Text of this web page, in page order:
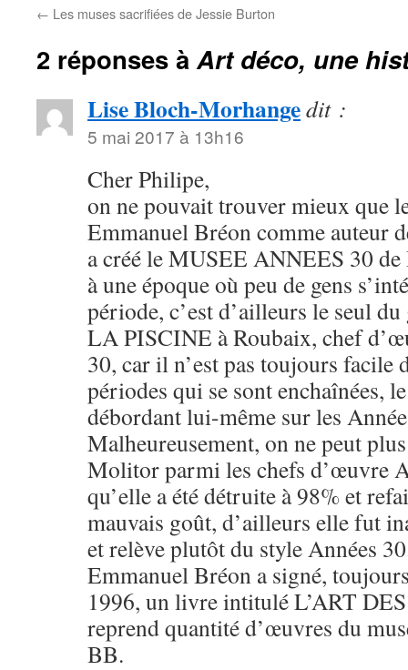
← Les muses sacrifiées de Jessie Burton
2 réponses àArt déco, une
Lise Bloch-Morhangedit :
5 mai 2017 à 13h16
Cher Philipe,
on ne pouvait trouver mieux que
Emmanuel Bréon comme auteur
a créé le MUSEE ANNEES 30
à une époque où peu de gens
période, c’est d’ailleurs le seul du
LA PISCINE à Roubaix, chef
30, car il n’est pas toujours facile
périodes qui se sont enchaînées,
débordant lui-même sur les
Malheureusement, on ne peut
Molitor parmi les chefs d’œuvre
qu’elle a été détruite à 98% et
mauvais goût, d’ailleurs elle fut
et relève plutôt du style Années
Emmanuel Bréon a signé,
1996, un livre intitulé L’ART
reprend quantité d’œuvres du
BB.